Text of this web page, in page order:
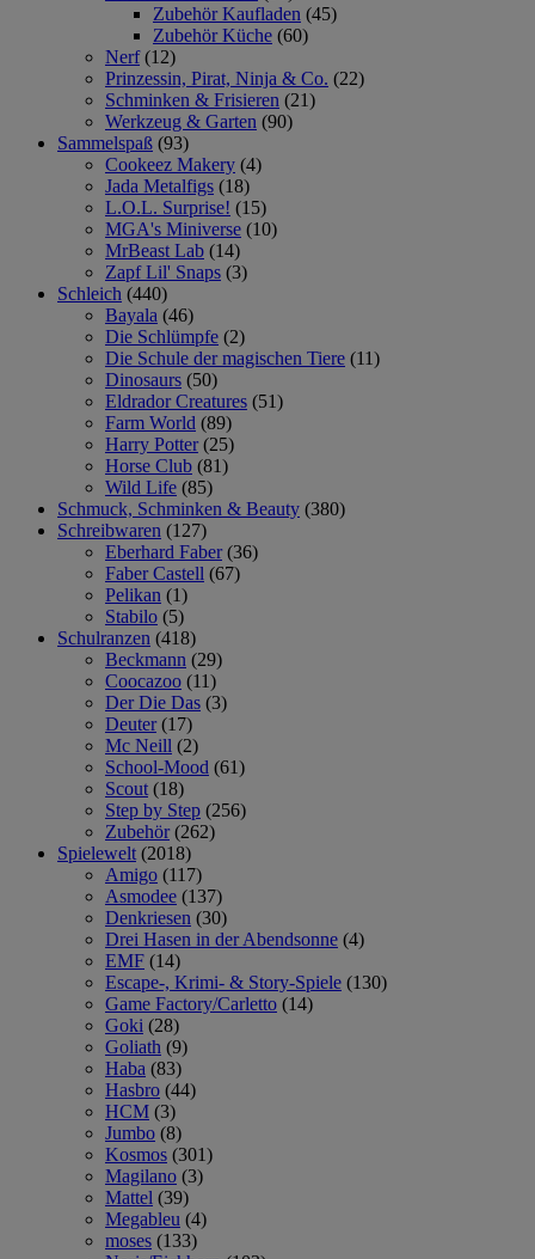
Zubehör Kaufladen (45)
Zubehör Küche (60)
Nerf (12)
Prinzessin, Pirat, Ninja & Co. (22)
Schminken & Frisieren (21)
Werkzeug & Garten (90)
Sammelspaß (93)
Cookeez Makery (4)
Jada Metalfigs (18)
L.O.L. Surprise! (15)
MGA's Miniverse (10)
MrBeast Lab (14)
Zapf Lil' Snaps (3)
Schleich (440)
Bayala (46)
Die Schlümpfe (2)
Die Schule der magischen Tiere (11)
Dinosaurs (50)
Eldrador Creatures (51)
Farm World (89)
Harry Potter (25)
Horse Club (81)
Wild Life (85)
Schmuck, Schminken & Beauty (380)
Schreibwaren (127)
Eberhard Faber (36)
Faber Castell (67)
Pelikan (1)
Stabilo (5)
Schulranzen (418)
Beckmann (29)
Coocazoo (11)
Der Die Das (3)
Deuter (17)
Mc Neill (2)
School-Mood (61)
Scout (18)
Step by Step (256)
Zubehör (262)
Spielewelt (2018)
Amigo (117)
Asmodee (137)
Denkriesen (30)
Drei Hasen in der Abendsonne (4)
EMF (14)
Escape-, Krimi- & Story-Spiele (130)
Game Factory/Carletto (14)
Goki (28)
Goliath (9)
Haba (83)
Hasbro (44)
HCM (3)
Jumbo (8)
Kosmos (301)
Magilano (3)
Mattel (39)
Megableu (4)
moses (133)